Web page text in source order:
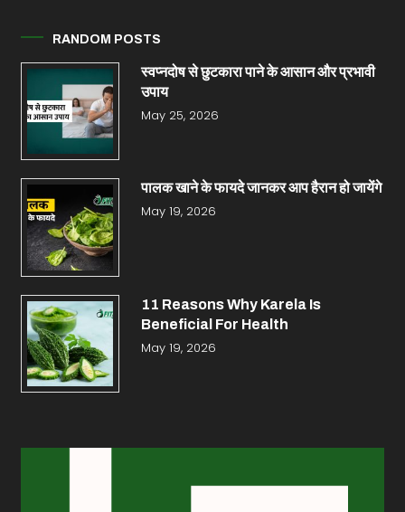
RANDOM POSTS
स्वप्नदोष से छुटकारा पाने के आसान और प्रभावी
उपाय
May 25, 2026
पालक खाने के फायदे जानकर आप हैरान हो जायेंगे
May 19, 2026
11 Reasons Why Karela Is
Beneficial For Health
May 19, 2026